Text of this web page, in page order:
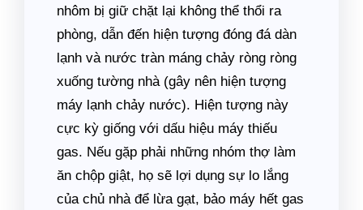
nhôm bị giữ chặt lại không thể thổi ra
phòng, dẫn đến hiện tượng đóng đá dàn
lạnh và nước tràn máng chảy ròng ròng
xuống tường nhà (gây nên hiện tượng
máy lạnh chảy nước). Hiện tượng này
cực kỳ giống với dấu hiệu máy thiếu
gas. Nếu gặp phải những nhóm thợ làm
ăn chộp giật, họ sẽ lợi dụng sự lo lắng
của chủ nhà để lừa gạt, bảo máy hết gas